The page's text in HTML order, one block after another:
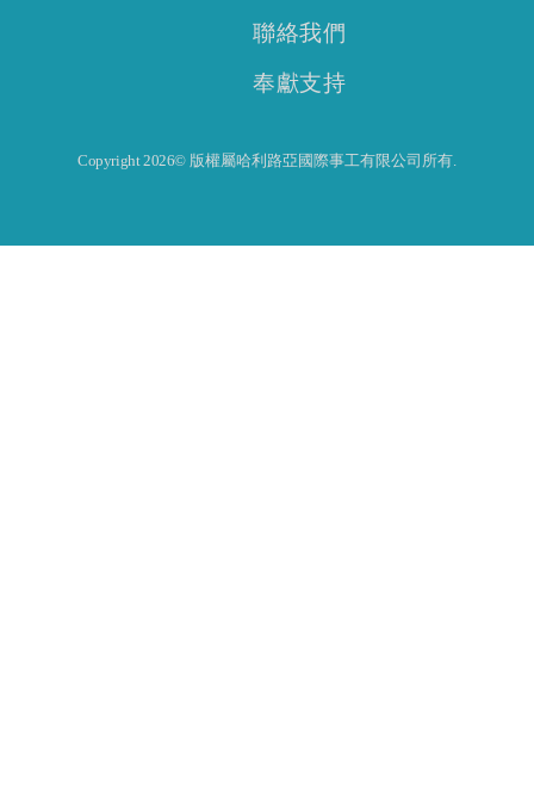
聯絡我們
奉獻支持
Copyright 2026© 版權屬哈利路亞國際事工有限公司所有.